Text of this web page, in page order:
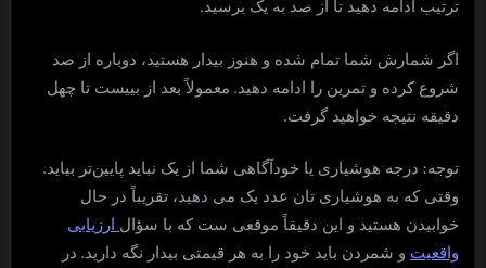
ترتیب ادامه دهید تا از صد به یک برسید.
اگر شمارش شما تمام شده و هنوز بیدار هستید، دوباره از صد
شروع کرده و تمرین را ادامه دهید. معمولاً بعد از بییست تا چهل
دقیقه نتیجه خواهید گرفت.
توجه: درجه هوشیاری یا خودآگاهی شما از یک نباید پایین‌تر بیاید.
وقتی که به هوشیاری تان عدد یک می دهید، تقریباً در حال
خوابیدن هستید و این دقیقاً موقعی ست که با سؤال ارزیابی
واقعیت و شمردن باید خود را به هر قیمتی بیدار نگه دارید. در